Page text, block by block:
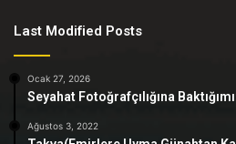
Last Modified Posts
Ocak 27, 2026
Seyahat Fotoğrafçılığına
Ağustos 3, 2022